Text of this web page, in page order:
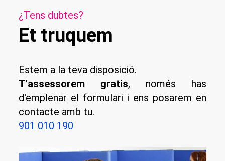
¿Tens dubtes?
Et truquem
Estem a la teva disposició.
T'assessorem gratis, només has
d'emplenar el formulari i ens posarem en
contacte amb tu.
901 010 190